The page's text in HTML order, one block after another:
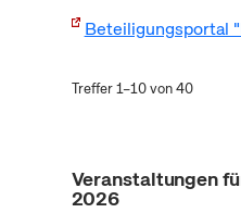
Beteiligungsportal
Treffer 1–10 von 40
Veranstaltungen
2026